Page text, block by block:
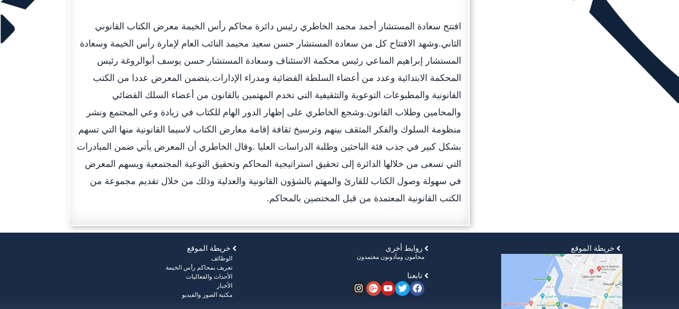
افتتح سعادة المستشار أحمد محمد الخاطري رئيس دائرة محاكم رأس الخيمة معرض الكتاب القانوني
الثاني.وشهد الافتتاح كل من سعادة المستشار حسن سعيد محيمد النائب العام لإمارة رأس الخيمة وسعادة
المستشار إبراهيم المناعي رئيس محكمة الاستئناف وسعادة المستشار حسن يوسف أبوالروغة رئيس
المحكمة الابتدائية وعدد من أعضاء السلطة القضائية ومدراء الإدارات.يتضمن المعرض عددا من الكتب
القانونية والمطبوعات التوعوية والتثقيفية التي تخدم المهتمين بالقانون من أعضاء السلك القضائي
والمحامين وطلاب القانون.وشجع الخاطري على إظهار الدور الهام للكتاب في زيادة وعي المجتمع ونشر
منظومة السلوك والفكر المثقف بينهم وترسيخ ثقافة إقامة معارض الكتاب لاسيما القانونية منها التي تسهم
بشكل كبير في جذب فئة الباحثين وطلبة الدراسات العليا .وقال الخاطري أن المعرض يأتي ضمن المبادرات
التي تسعى من خلالها الدائرة إلى تحقيق استراتيجية المحاكم وتحقيق التوعية المجتمعية ويسهم المعرض
في سهولة وصول الكتاب للقارئ والمهتم بالشؤون القانونية والعدلية وذلك من خلال تقديم مجموعة من
الكتب القانونية المعتمدة من قبل المختصين بالمحاكم.
خريطة الموقع
الوظائف
تعريف بمحاكم رأس الخيمة
الأحداث والفعاليات
الأخبار
مكتبة الصور والفيديو
روابط أخرى
محامون ومأذونون معتمدون
تابعنا
خريطة الموقع